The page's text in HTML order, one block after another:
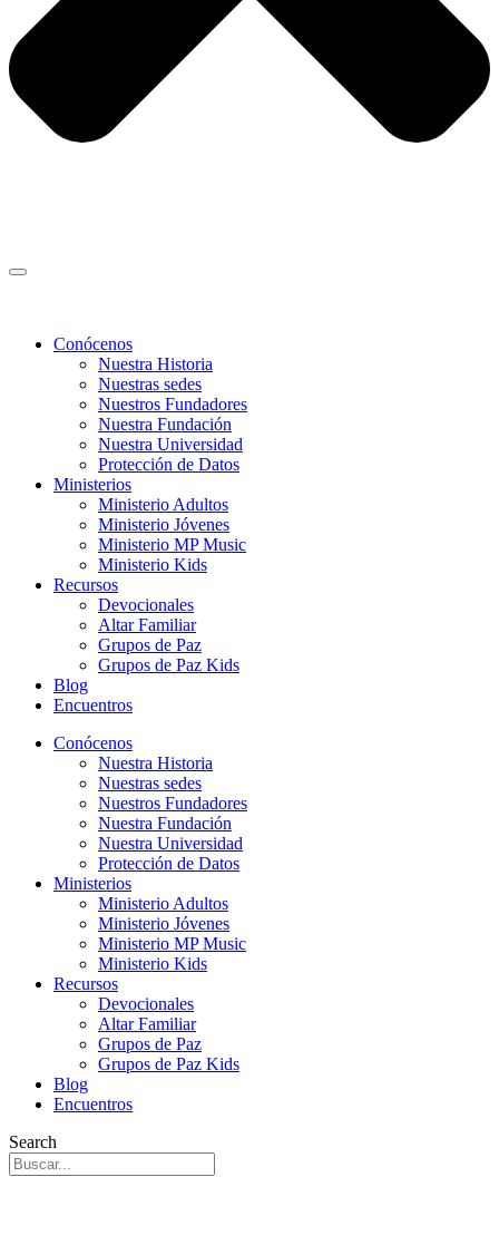
Conócenos
Nuestra Historia
Nuestras sedes
Nuestros Fundadores
Nuestra Fundación
Nuestra Universidad
Protección de Datos
Ministerios
Ministerio Adultos
Ministerio Jóvenes
Ministerio MP Music
Ministerio Kids
Recursos
Devocionales
Altar Familiar
Grupos de Paz
Grupos de Paz Kids
Blog
Encuentros
Conócenos
Nuestra Historia
Nuestras sedes
Nuestros Fundadores
Nuestra Fundación
Nuestra Universidad
Protección de Datos
Ministerios
Ministerio Adultos
Ministerio Jóvenes
Ministerio MP Music
Ministerio Kids
Recursos
Devocionales
Altar Familiar
Grupos de Paz
Grupos de Paz Kids
Blog
Encuentros
Search